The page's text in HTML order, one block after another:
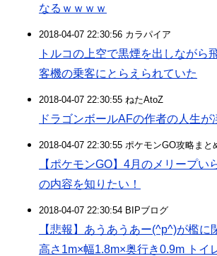
なるｗｗｗｗ
2018-04-07 22:30:56 カラパイア
トルコの上空で黒煙を出しながら
客機の乗客にとらえられていた
2018-04-07 22:30:55 ねたAtoZ
ドラゴンボールAFの作者の人生が
2018-04-07 22:30:55 ポケモンGO攻略まと
【ポケモンGO】4月のメリープい
の内容を知りたい！
2018-04-07 22:30:54 BIPブログ
【悲報】あうあうあー(^p^)が檻に
高さ1m×幅1.8m×奥行き0.9m トイ